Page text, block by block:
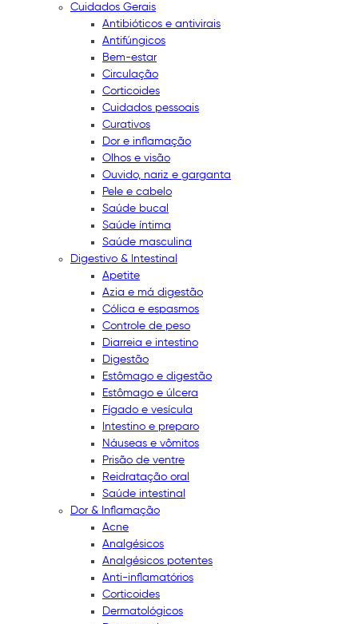
Cuidados Gerais
Antibióticos e antivirais
Antifúngicos
Bem-estar
Circulação
Corticoides
Cuidados pessoais
Curativos
Dor e inflamação
Olhos e visão
Ouvido, nariz e garganta
Pele e cabelo
Saúde bucal
Saúde íntima
Saúde masculina
Digestivo & Intestinal
Apetite
Azia e má digestão
Cólica e espasmos
Controle de peso
Diarreia e intestino
Digestão
Estômago e digestão
Estômago e úlcera
Fígado e vesícula
Intestino e preparo
Náuseas e vômitos
Prisão de ventre
Reidratação oral
Saúde intestinal
Dor & Inflamação
Acne
Analgésicos
Analgésicos potentes
Anti-inflamatórios
Corticoides
Dermatológicos